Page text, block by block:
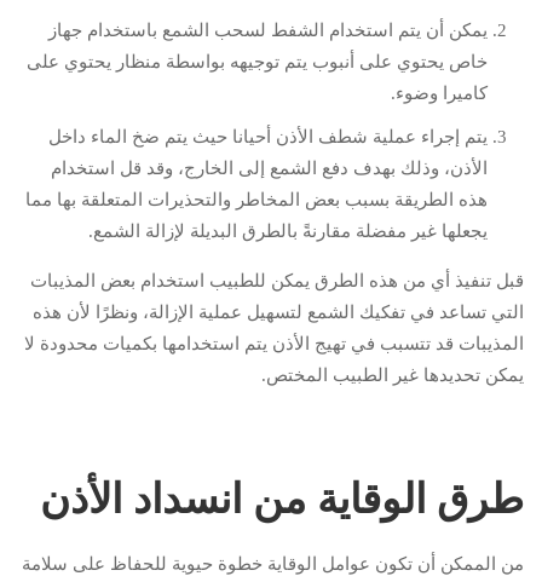
يمكن أن يتم استخدام الشفط لسحب الشمع باستخدام جهاز
خاص يحتوي على أنبوب يتم توجيهه بواسطة منظار يحتوي على
كاميرا وضوء.
يتم إجراء عملية شطف الأذن أحيانا حيث يتم ضخ الماء داخل
الأذن، وذلك بهدف دفع الشمع إلى الخارج، وقد قل استخدام
هذه الطريقة بسبب بعض المخاطر والتحذيرات المتعلقة بها مما
يجعلها غير مفضلة مقارنةً بالطرق البديلة لإزالة الشمع.
قبل تنفيذ أي من هذه الطرق يمكن للطبيب استخدام بعض المذيبات
التي تساعد في تفكيك الشمع لتسهيل عملية الإزالة، ونظرًا لأن هذه
المذيبات قد تتسبب في تهيج الأذن يتم استخدامها بكميات محدودة لا
يمكن تحديدها غير الطبيب المختص.
طرق الوقاية من انسداد الأذن
من الممكن أن تكون عوامل الوقاية خطوة حيوية للحفاظ على سلامة